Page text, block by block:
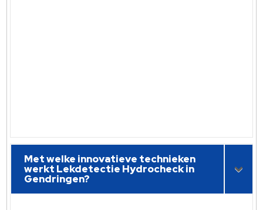
Met welke innovatieve technieken
werkt Lekdetectie Hydrocheck in
Gendringen?